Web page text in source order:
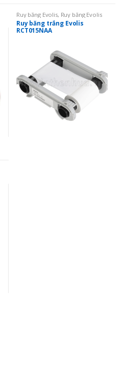
Ruy băng Evolis, Ruy băng Evolis
Primacy, Ruy băng mực in thẻ
Ruy băng đơn màu
Ruy băng trắng Evolis
RCT015NAA